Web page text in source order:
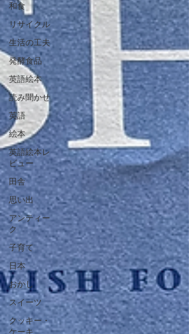
和食
リサイクル
生活の工夫
発酵食品
英語絵本
読み聞かせ
英語
絵本
英語絵本レ
ビュー
田舎
思い出
アンティー
ク
子育て
日本
おかし
スイーツ
クッキー・
ケーキ